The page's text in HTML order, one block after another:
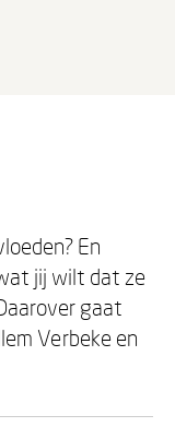
En
jij wilt dat ze
gaat
Verbeke en